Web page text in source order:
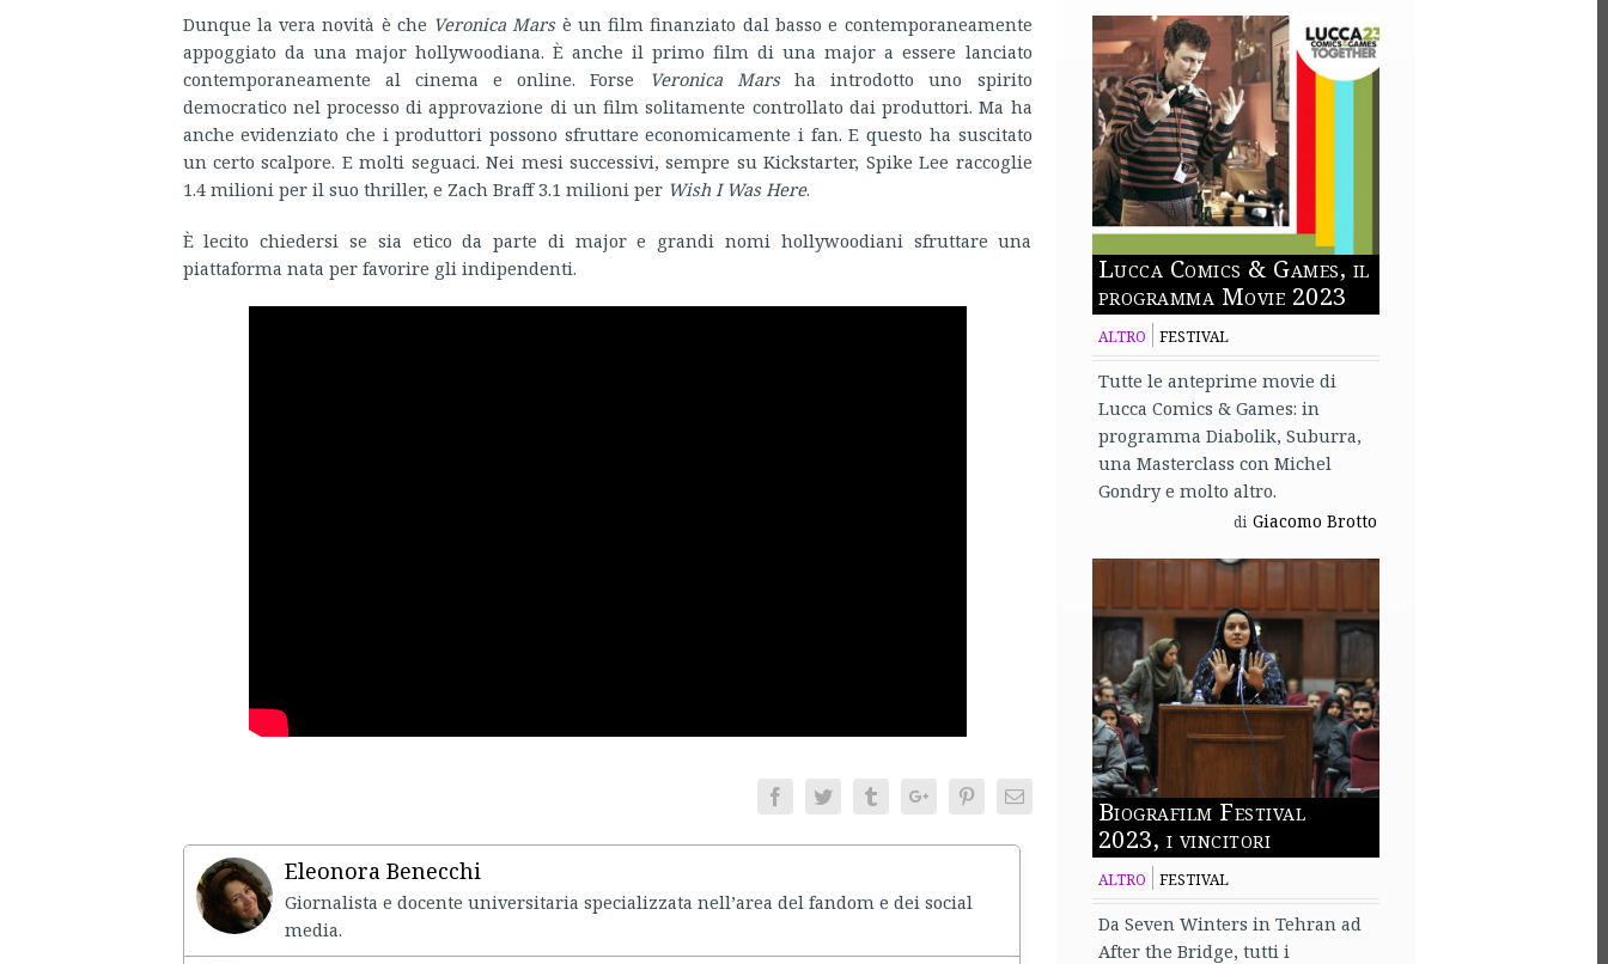
Dunque la vera novità è che Veronica Marsè un film finanziato dal basso e contemporaneamente
appoggiato da una major hollywoodiana. È anche il primo film di una major a essere lanciato
contemporaneamente al cinema e online. Forse
Veronica Marsha introdotto uno spirito
democratico nel processo di approvazione di un film solitamente controllato dai produttori. Ma ha
anche evidenziato che i produttori possono sfruttare economicamente i fan. E questo ha suscitato
un certo scalpore. E molti seguaci. Nei mesi successivi, sempre su Kickstarter, Spike Lee raccoglie
1.4 milioni per il suo thriller, e Zach Braff 3.1 milioni per Wish I Was Here.
È lecito chiedersi se sia etico da parte di major e grandi nomi hollywoodiani sfruttare una
piattaforma nata per favorire gli indipendenti.
FacebookTwitter TumblrGoogle+PinterestEmail
Eleonora Benecchi
Giornalista e docente universitaria specializzata nell’area del fandom e dei social
media.
Lucca Comics & Games, il
programma Movie 2023
ALTRO FESTIVAL
Tutte le anteprime movie di
Lucca Comics & Games: in
programma Diabolik, Suburra,
una Masterclass con Michel
Gondry e molto altro.
di Giacomo Brotto
Biografilm Festival
2023, i vincitori
ALTRO FESTIVAL
Da Seven Winters in Tehran ad
After the Bridge, tutti i